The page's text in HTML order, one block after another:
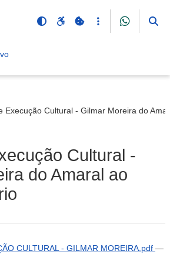
Execução Cultural - Gilmar Moreira do
Cultural -
do Amaral ao
CULTURAL - GILMAR MOREIRA.pdf —